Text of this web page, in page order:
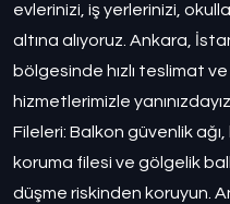
evlerinizi, iş yerlerinizi,
altına alıyoruz. Ankara,
bölgesinde hızlı teslimat
hizmetlerimizle
Fileleri: Balkon güvenlik
koruma filesi ve gölgelik
düşme riskinden koruyun.